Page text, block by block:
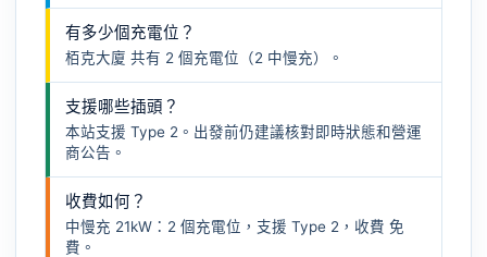
有多少個充電位？
栢克大廈 共有 2 個充電位（2 中慢充）。
支援哪些插頭？
本站支援 Type 2。出發前仍建議核對即時狀態和營運
商公告。
收費如何？
中慢充 21kW：2 個充電位，支援 Type 2，收費 免
費。